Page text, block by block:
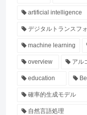
artificial intelligence
デジタルトランスフ
machine learning
overview アル
education
確率的生成モデル
自然言語処理